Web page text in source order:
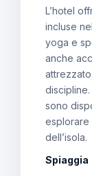
L’hotel
incluse
yoga e
anche
discipline.
sono
esplorare
dell’isola.
Spiaggia